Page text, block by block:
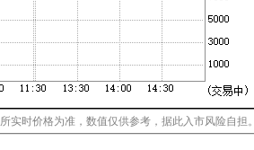
实时价格为准，数值仅供参考，据此入市风险自担。